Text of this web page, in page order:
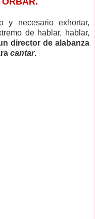
y necesario exhortar,
de hablar, hablar,
director de alabanza
cantar.